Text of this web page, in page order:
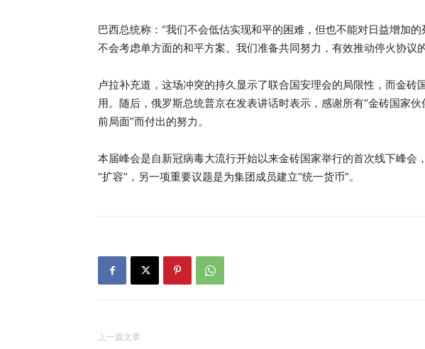
巴西总统称：“我们不会低估实现和平的困难，但也不能对日益增加
不会考虑单方面的和平方案。我们准备共同努力，有效推动停火协议
卢拉补充道，这场冲突的持久显示了联合国安理会的局限性，而金砖
用。随后，俄罗斯总统普京在发表讲话时表示，感谢所有“金砖国家
前局面”而付出的努力。
本届峰会是自新冠病毒大流行开始以来金砖国家举行的首次线下峰会
“扩容”，另一项重要议题是为集团成员建立“统一货币”。
上一篇文章